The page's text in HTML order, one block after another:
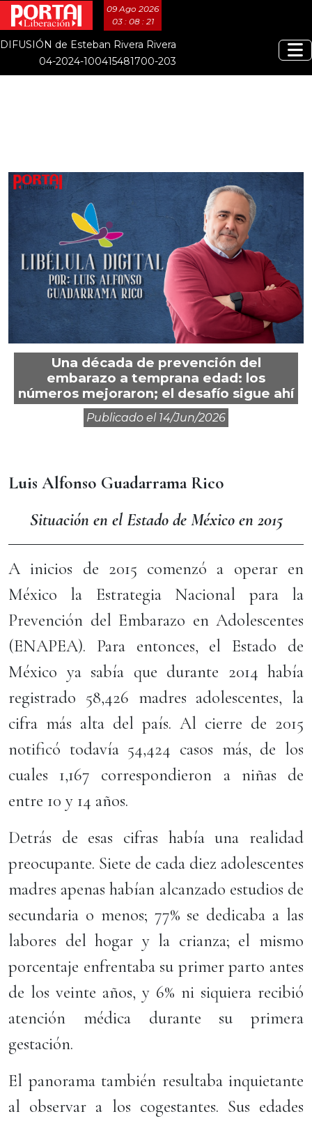
09 Ago 2026
03 : 08 : 22
DIFUSIÓN de Esteban Rivera Rivera
04-2024-100415481700-203
Una década de prevención del
embarazo a temprana edad: los
números mejoraron; el desafío sigue ahí
Publicado el 14/jun/2026
Luis Alfonso Guadarrama Rico
Situación en el Estado de México en 2015
A inicios de 2015 comenzó a operar en
México la Estrategia Nacional para la
Prevención del Embarazo en Adolescentes
(ENAPEA). Para entonces, el Estado de
México ya sabía que durante 2014 había
registrado 58,426 madres adolescentes, la
cifra más alta del país. Al cierre de 2015
notificó todavía 54,424 casos más, de los
cuales 1,167 correspondieron a niñas de
entre 10 y 14 años.
Detrás de esas cifras había una realidad
preocupante. Siete de cada diez adolescentes
madres apenas habían alcanzado estudios de
secundaria o menos; 77% se dedicaba a las
labores del hogar y la crianza; el mismo
porcentaje enfrentaba su primer parto antes
de los veinte años, y 6% ni siquiera recibió
atención médica durante su primera
gestación.
El panorama también resultaba inquietante
al observar a los cogestantes. Sus edades